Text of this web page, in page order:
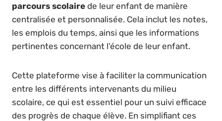
parcours scolaire de leur enfant de manière
centralisée et personnalisée. Cela inclut les notes,
les emplois du temps, ainsi que les informations
pertinentes concernant l’école de leur enfant.
Cette plateforme vise à faciliter la communication
entre les différents intervenants du milieu
scolaire, ce qui est essentiel pour un suivi efficace
des progrès de chaque élève. En simplifiant ces